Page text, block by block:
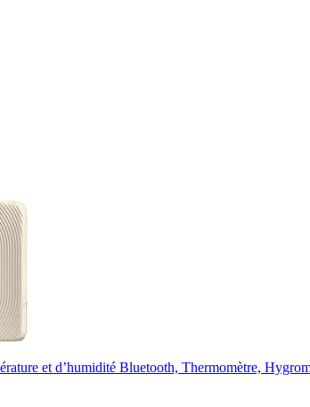
et d’humidité Bluetooth, Thermomètre,